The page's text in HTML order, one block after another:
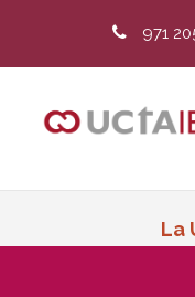
971
La